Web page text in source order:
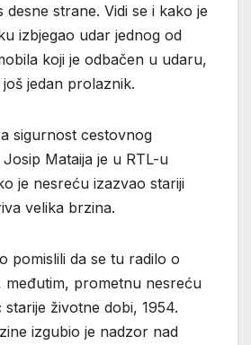
strane. Vidi se i kako je
izbjegao udar jednog od
koji je odbačen u udaru,
jedan prolaznik.
sigurnost cestovnog
Mataija je u RTL-u
je nesreću izazvao stariji
velika brzina.
pomislili da se tu radilo o
međutim, prometnu nesreću
životne dobi, 1954.
izgubio je nadzor nad